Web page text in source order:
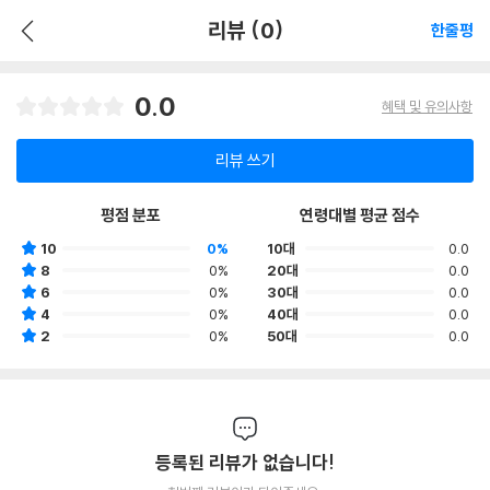
리뷰 (0) 한줄평
0.0 혜택 및 유의사항
리뷰 쓰기
평점 분포
10
0%
8
0%
6
0%
4
0%
2
0%
연령대별 평균 점수
10대
0.0
20대
0.0
30대
0.0
40대
0.0
50대
0.0
등록된 리뷰가 없습니다!